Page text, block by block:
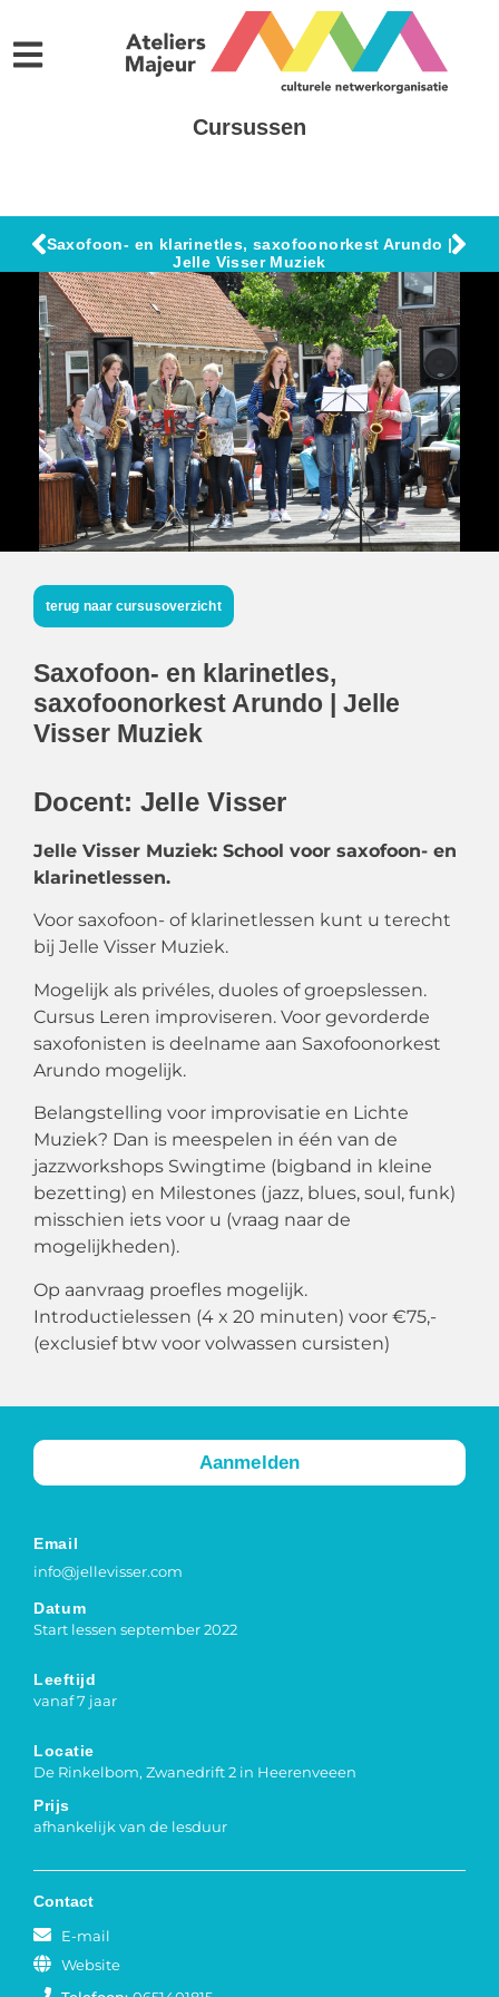
Cursussen
Saxofoon- en klarinetles, saxofoonorkest Arundo |
Jelle Visser Muziek
terug naar cursusoverzicht
Saxofoon- en klarinetles,
saxofoonorkest Arundo | Jelle
Visser Muziek
Docent: Jelle Visser
Jelle Visser Muziek: School voor saxofoon- en
klarinetlessen.
Voor saxofoon- of klarinetlessen kunt u terecht
bij Jelle Visser Muziek.
Mogelijk als privéles, duoles of groepslessen.
Cursus Leren improviseren. Voor gevorderde
saxofonisten is deelname aan Saxofoonorkest
Arundo mogelijk.
Belangstelling voor improvisatie en Lichte
Muziek? Dan is meespelen in één van de
jazzworkshops Swingtime (bigband in kleine
bezetting) en Milestones (jazz, blues, soul, funk)
misschien iets voor u (vraag naar de
mogelijkheden).
Op aanvraag proefles mogelijk.
Introductielessen (4 x 20 minuten) voor €75,-
(exclusief btw voor volwassen cursisten)
Aanmelden
Email
info@jellevisser.com
Datum
Start lessen september 2022
Leeftijd
vanaf 7 jaar
Locatie
De Rinkelbom, Zwanedrift 2 in Heerenveeen
Prijs
afhankelijk van de lesduur
Contact
E-mail
Website